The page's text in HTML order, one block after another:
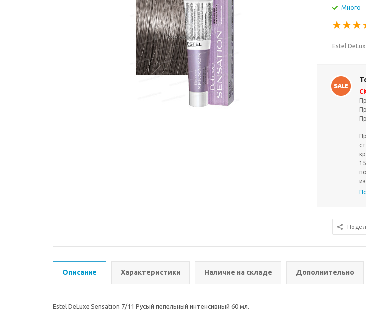
Много
Estel
Описание Характеристики Наличие на складе Дополнительно
Estel DeLuxe Sensation 7/11 Русый пепельный интенсивный 60 мл.